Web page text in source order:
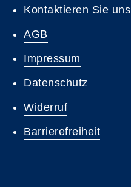
Kontaktieren Sie uns
AGB
Impressum
Datenschutz
Widerruf
Barrierefreiheit